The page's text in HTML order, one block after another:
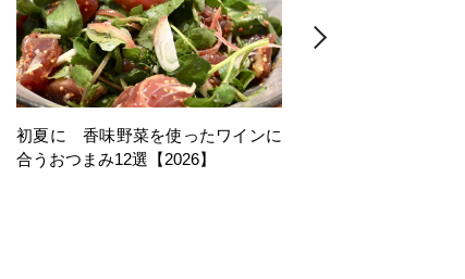
初夏に 香味野菜を使ったワインに
合うおつまみ12選【2026】